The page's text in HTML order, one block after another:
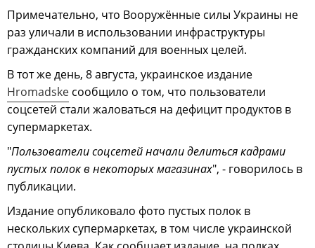
Примечательно, что Вооружённые силы Украины не
раз уличали в использовании инфраструктуры
гражданских компаний для военных целей.
В тот же день, 8 августа, украинское издание
Hromadske сообщило о том, что пользователи
соцсетей стали жаловаться на дефицит продуктов в
супермаркетах.
"Пользователи соцсетей начали делиться кадрами
пустых полок в некоторых магазинах", - говорилось в
публикации.
Издание опубликовало фото пустых полок в
нескольких супермаркетах, в том числе украинской